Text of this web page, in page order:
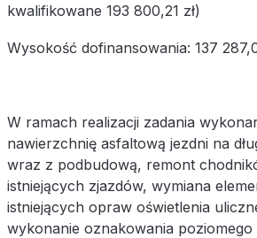
kwalifikowane 193 800,21 zł)
Wysokość dofinansowania: 137
W ramach realizacji zadania
nawierzchnię asfaltową jezdni na
wraz z podbudową, remont
istniejących zjazdów, wymiana
istniejących opraw oświetlenia
wykonanie oznakowania poziomego